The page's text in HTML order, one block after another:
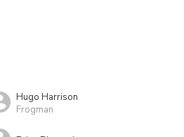
Hugo Harrison
Frogman